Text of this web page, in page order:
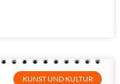
KUNST UND KULTUR